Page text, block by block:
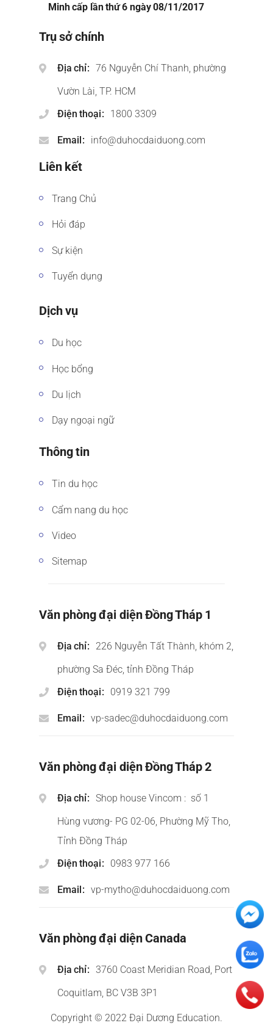
Minh cấp lần thứ 6 ngày 08/11/2017
Trụ sở chính
Địa chỉ
76 Nguyễn Chí Thanh, phường
Vườn Lài, TP. HCM
Điện thoại
1800 3309
Email info@duhocdaiduong.com
Liên kết
Trang Chủ
Hỏi đáp
Sự kiện
Tuyển dụng
Dịch vụ
Du học
Học bổng
Du lịch
Dạy ngoại ngữ
Thông tin
Tin du học
Cẩm nang du học
Video
Sitemap
Văn phòng đại diện Đồng Tháp 1
Địa chỉ
226 Nguyễn Tất Thành, khóm 2,
phường Sa Đéc, tỉnh Đồng Tháp
Điện thoại
0919 321 799
Email vp-sadec@duhocdaiduong.com
Văn phòng đại diện Đồng Tháp 2
Địa chỉ
Shop house Vincom : số 1
Hùng vương- PG 02-06, Phường Mỹ Tho,
Tỉnh Đồng Tháp
Điện thoại
0983 977 166
Email vp-mytho@duhocdaiduong.com
Văn phòng đại diện Canada
Địa chỉ
3760 Coast Meridian Road, Port
Coquitlam, BC V3B 3P1
Copyright © 2022 Đại Dương Education.